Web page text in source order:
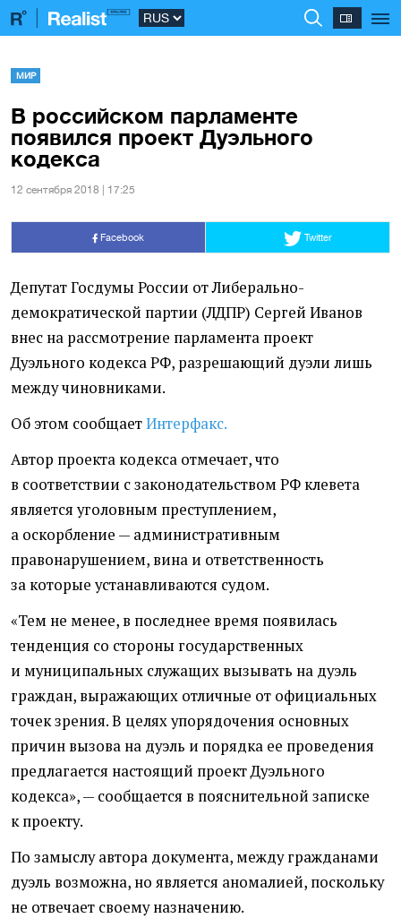
МИР
В российском парламенте
появился проект Дуэльного
кодекса
12 сентября 2018 | 17:25
Facebook Twitter
Депутат Госдумы России от Либерально-
демократической партии (ЛДПР) Сергей Иванов
внес на рассмотрение парламента проект
Дуэльного кодекса РФ, разрешающий дуэли лишь
между чиновниками.
Об этом сообщаетИнтерфакс.
Автор проекта кодекса отмечает, что
в соответствии с законодательством РФ клевета
является уголовным преступлением,
а оскорбление — административным
правонарушением, вина и ответственность
за которые устанавливаются судом.
«Тем не менее, в последнее время появилась
тенденция со стороны государственных
и муниципальных служащих вызывать на дуэль
граждан, выражающих отличные от официальных
точек зрения. В целях упорядочения основных
причин вызова на дуэль и порядка ее проведения
предлагается настоящий проект Дуэльного
кодекса», — сообщается в пояснительной записке
к проекту.
По замыслу автора документа, между гражданами
дуэль возможна, но является аномалией, поскольку
не отвечает своему назначению.